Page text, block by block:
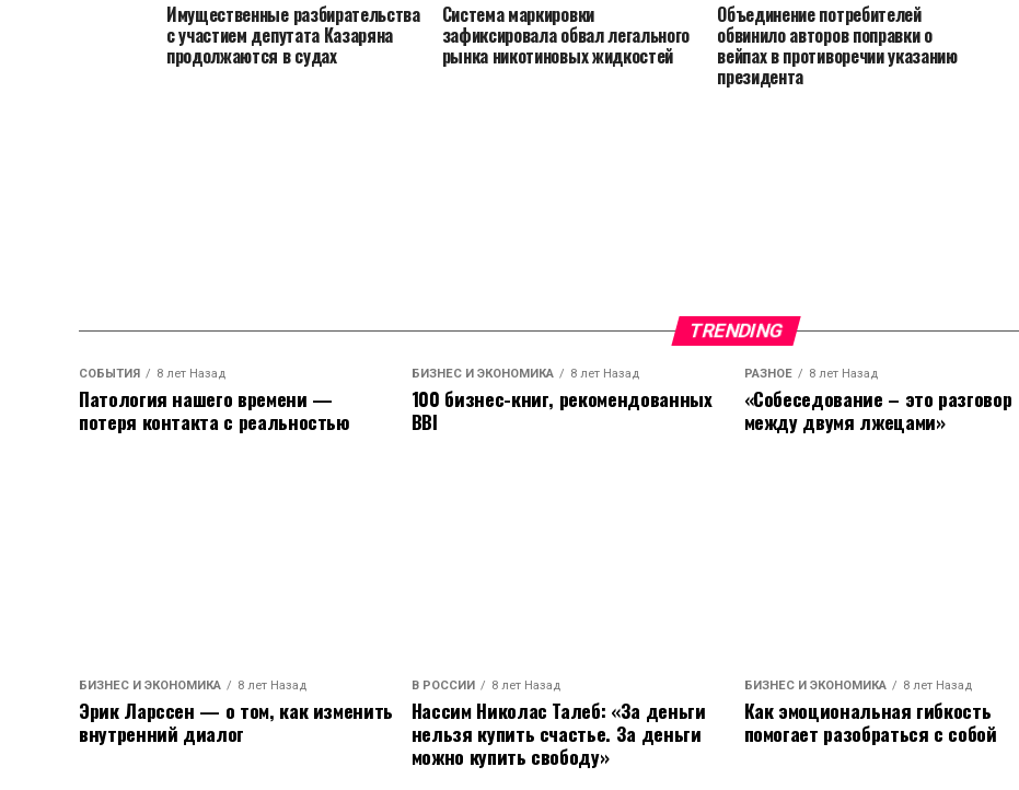
Имущественные разбирательства
с участием депутата Казаряна
продолжаются в судах
Система маркировки
зафиксировала обвал легального
рынка никотиновых жидкостей
Объединение потребителей
обвинило авторов поправки о
вейпах в противоречии указанию
президента
TRENDING
СОБЫТИЯ 8 лет Назад
Патология нашего времени —
потеря контакта с реальностью
БИЗНЕС И ЭКОНОМИКА 8 лет Назад
100 бизнес-книг, рекомендованных
BBI
РАЗНОЕ 8 лет Назад
«Cобеседование – это разговор
между двумя лжецами»
БИЗНЕС И ЭКОНОМИКА 8 лет Назад
Эрик Ларссен — о том, как изменить
внутренний диалог
В РОССИИ 8 лет Назад
Нассим Николас Талеб: «За деньги
нельзя купить счастье. За деньги
можно купить свободу»
БИЗНЕС И ЭКОНОМИКА 8 лет Назад
Как эмоциональная гибкость
помогает разобраться с собой